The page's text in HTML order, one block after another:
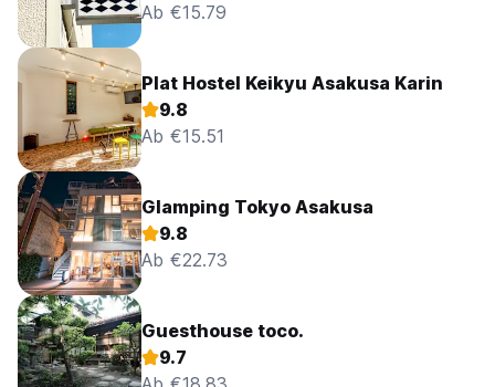
Ab €15.79
Plat Hostel Keikyu Asakusa Karin
9.8
Ab €15.51
Glamping Tokyo Asakusa
9.8
Ab €22.73
Guesthouse toco.
9.7